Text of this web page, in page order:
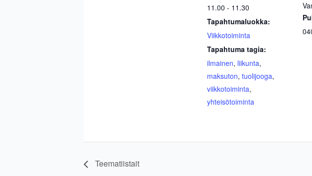
11.00 - 11.30
Tapahtumaluokka:
Viikkotoiminta
Tapahtuma tagia:
ilmainen, liikunta,
maksuton, tuolijooga,
viikkotoiminta,
yhteisötoiminta
Teematiistait